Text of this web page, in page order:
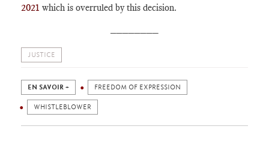
2021 which is overruled by this decision.
JUSTICE
EN SAVOIR + FREEDOM OF EXPRESSION
WHISTLEBLOWER